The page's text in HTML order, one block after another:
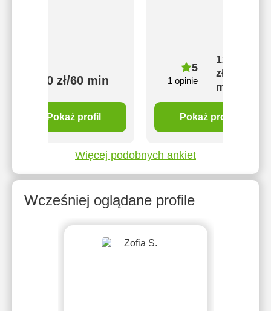
100 zł/60 min
Pokaż profil
5
1 opinie
120
zł/60
min
Pokaż profil
Więcej podobnych ankiet
Wcześniej oglądane profile